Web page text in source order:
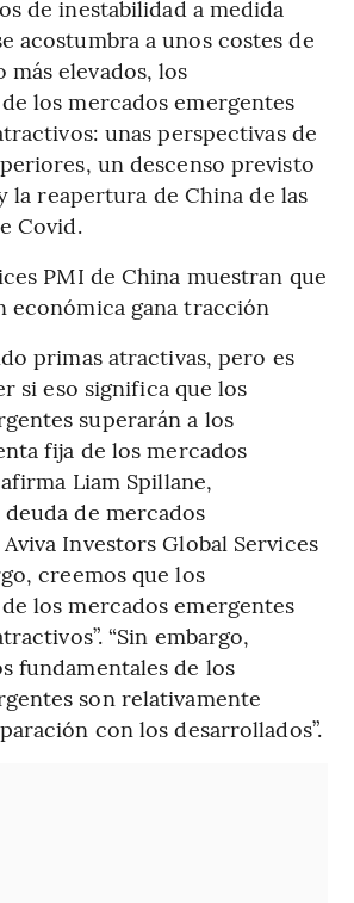
de inestabilidad a medida
acostumbra a unos costes de
elevados, los
los mercados emergentes
unas perspectivas de
un descenso previsto
la reapertura de China de las
Covid.
PMI de China muestran que
económica gana tracción
primas atractivas, pero es
si eso significa que los
superarán a los
fija de los mercados
Liam Spillane,
de mercados
Investors Global Services
creemos que los
los mercados emergentes
“Sin embargo,
fundamentales de los
son relativamente
con los desarrollados”.